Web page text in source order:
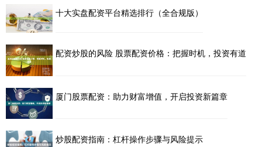
十大实盘配资平台精选排行（全合规版）
配资炒股的风险 股票配资价格：把握时机，投资有道
厦门股票配资：助力财富增值，开启投资新篇章
炒股配资指南：杠杆操作步骤与风险提示